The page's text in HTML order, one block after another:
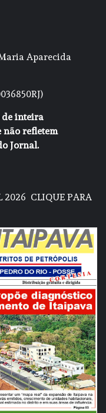
Aparecida
de inteira
não refletem
Jornal.
2026 CLIQUE PARA